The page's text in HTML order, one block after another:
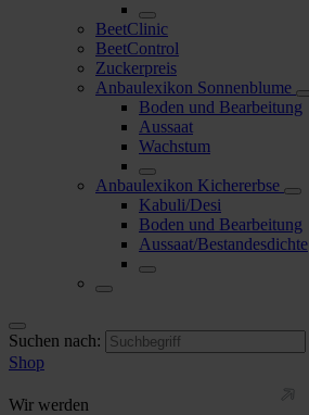
BeetClinic
BeetControl
Zuckerpreis
Anbaulexikon Sonnenblume
Boden und Bearbeitung
Aussaat
Wachstum
Anbaulexikon Kichererbse
Kabuli/Desi
Boden und Bearbeitung
Aussaat/Bestandesdichte
Suchen nach:
Shop
Wir werden